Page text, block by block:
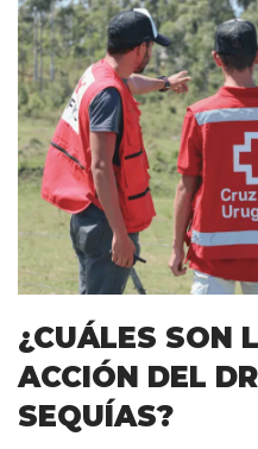
¿CUÁLES SON
ACCIÓN DEL
SEQUÍAS?